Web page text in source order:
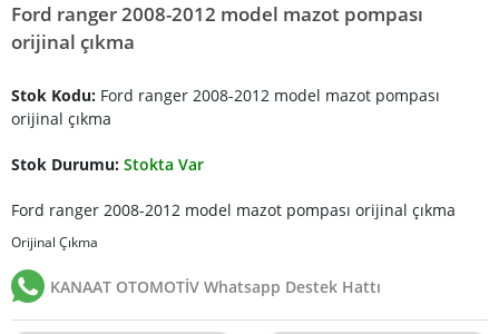
Ford ranger 2008-2012 model mazot pompası
orijinal çıkma
Stok Kodu: Ford ranger 2008-2012 model mazot pompası
orijinal çıkma
Stok Durumu: Stokta Var
Ford ranger 2008-2012 model mazot pompası orijinal çıkma
Orijinal Çıkma
KANAAT OTOMOTİV Whatsapp Destek Hattı